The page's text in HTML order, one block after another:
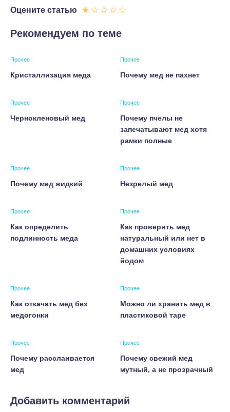
Оцените статью
Рекомендуем по теме
Прочее
Кристаллизация меда
Прочее
Почему мед не пахнет
Прочее
Чернокленовый мед
Прочее
Почему пчелы не
запечатывают мед хотя
рамки полные
Прочее
Почему мед жидкий
Прочее
Незрелый мед
Прочее
Как определить
подлинность меда
Прочее
Как проверить мед
натуральный или нет в
домашних условиях
йодом
Прочее
Как откачать мед без
медогонки
Прочее
Можно ли хранить мед в
пластиковой таре
Прочее
Почему расслаивается
мед
Прочее
Почему свежий мед
мутный, а не прозрачный
Добавить комментарий